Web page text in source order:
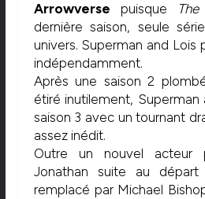
Arrowverse puisque
dernière saison, seule
univers. Superman and Lois
indépendamment.
Après une saison 2
étiré inutilement,
saison 3 avec un tournant
assez inédit.
Outre un nouvel acteur
Jonathan suite au départ
remplacé par Michael